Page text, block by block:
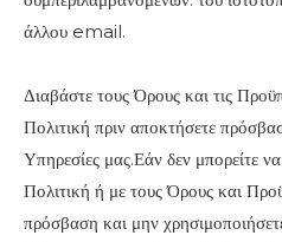
άλλου email.
Διαβάστε τους Όρους και τις
Πολιτική πριν αποκτήσετε
Υπηρεσίες μας.Εάν δεν μπορείτε
Πολιτική ή με τους Όρους και
πρόσβαση και μην